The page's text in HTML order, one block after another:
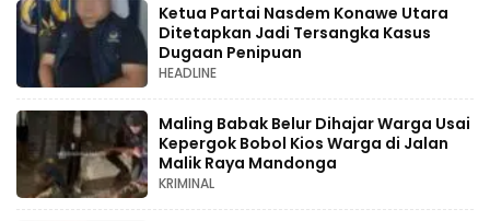
Ketua Partai Nasdem Konawe Utara
Ditetapkan Jadi Tersangka Kasus
Dugaan Penipuan
HEADLINE
Maling Babak Belur Dihajar Warga Usai
Kepergok Bobol Kios Warga di Jalan
Malik Raya Mandonga
KRIMINAL